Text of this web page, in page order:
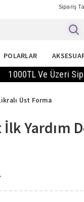
Sipariş
POLARLAR
Ve Üzeri
Üst Forma
Yardım